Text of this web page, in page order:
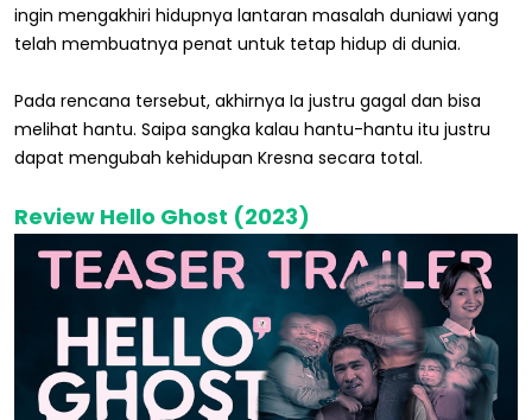
ingin mengakhiri hidupnya lantaran masalah duniawi yang
telah membuatnya penat untuk tetap hidup di dunia.
Pada rencana tersebut, akhirnya Ia justru gagal dan bisa
melihat hantu. Saipa sangka kalau hantu-hantu itu justru
dapat mengubah kehidupan Kresna secara total.
Review Hello Ghost (2023)